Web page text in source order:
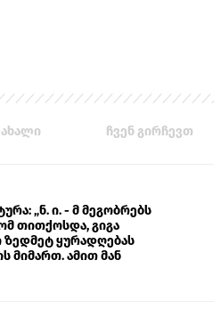
ახალი ჩვენ გირჩევთ
„ნ. ი. - მ მეგობრებს
თითქოსდა, გიგა
ზედმეტ ყურადღებას
მიმართ. ამით მან
გიგა ავალიანს“